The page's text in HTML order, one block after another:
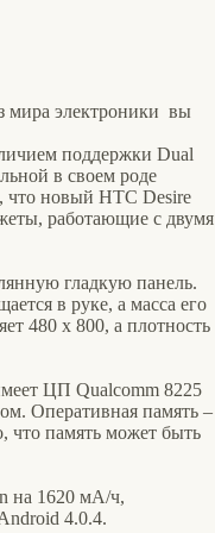
мира электроники вы
поддержки Dual
в своем роде
что новый HTC Desire
работающие с двумя
гладкую панель.
в руке, а масса его
480 х 800, а плотность
ЦП Qualcomm 8225
Оперативная память –
что память может быть
на 1620 мА/ч,
4.0.4.